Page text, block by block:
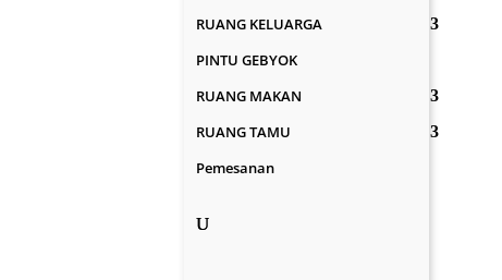
RUANG KELUARGA
PINTU GEBYOK
RUANG MAKAN
RUANG TAMU
Pemesanan